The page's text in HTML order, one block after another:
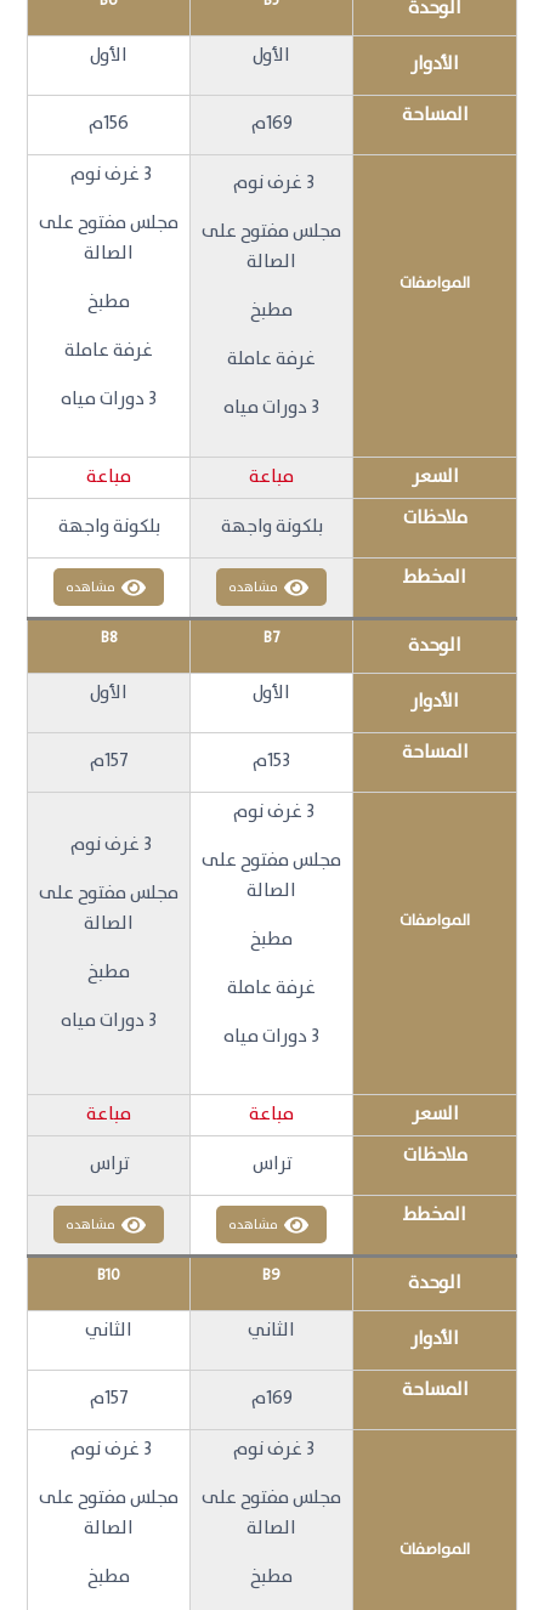
الوحدة
الأدوار الأول الأول
المساحة 169م 156م
المواصفات
3 غرف نوم
مجلس مفتوح على
الصالة
مطبخ
غرفة عاملة
3 دورات مياه
3 غرف نوم
مجلس مفتوح على
الصالة
مطبخ
غرفة عاملة
3 دورات مياه
السعر مباعة
مباعة
ملاحظات
بلكونة واجهة
بلكونة واجهة
المخطط
مشاهده مشاهده
الوحدة B7
B8
الأدوار الأول الأول
المساحة 153م 157م
المواصفات
3 غرف نوم
مجلس مفتوح على
الصالة
مطبخ
غرفة عاملة
3 دورات مياه
3 غرف نوم
مجلس مفتوح على
الصالة
مطبخ
3 دورات مياه
السعر مباعة
مباعة
ملاحظات
تراس
تراس
المخطط
مشاهده مشاهده
الوحدة B9
B10
الأدوار الثاني الثاني
المساحة 169م 157م
المواصفات
3 غرف نوم
مجلس مفتوح على
الصالة
مطبخ
3 غرف نوم
مجلس مفتوح على
الصالة
مطبخ